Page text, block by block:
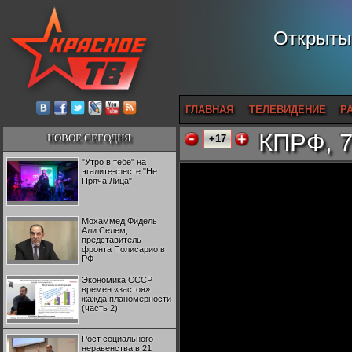
ГЛАВНАЯ ТЕЛЕВИДЕНИЕ
НОВОЕ СЕГОДНЯ
"Утро в тебе" на
эгалите-фесте "Не
Пряча Лица"
Мохаммед Фидель
Али Селем,
представитель
фронта Полисарио в
РФ
Экономика СССР
времен «застоя»:
жажда планомерности
(часть 2)
Рост социального
неравенства в 21
+17 КПРФ,